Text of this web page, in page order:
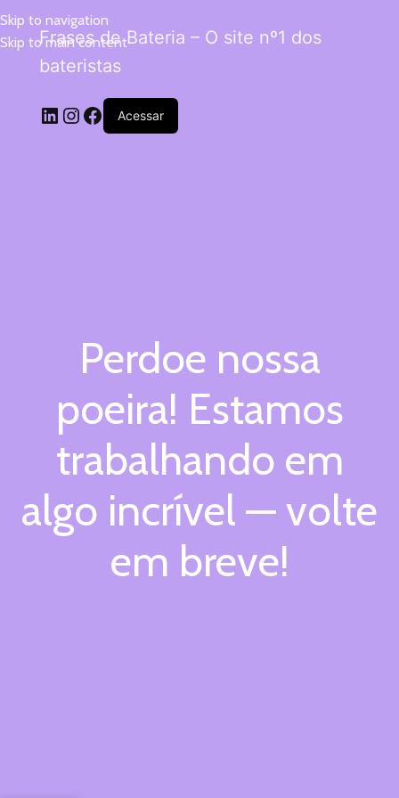
Skip to navigation
Skip to main content
Frases de Bateria – O site nº1 dos
bateristas
Acessar
Perdoe nossa
poeira! Estamos
trabalhando em
algo incrível — volte
em breve!